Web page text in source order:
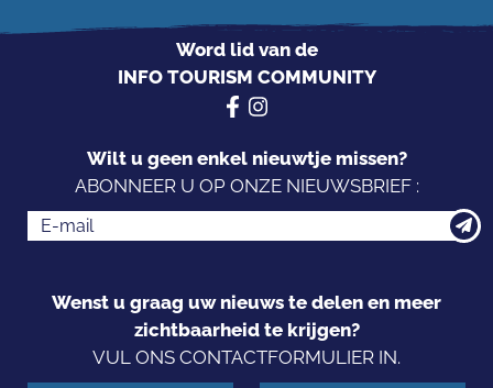
Word lid van de
INFO TOURISM COMMUNITY
Wilt u geen enkel nieuwtje missen?
ABONNEER U OP ONZE NIEUWSBRIEF :
Wenst u graag uw nieuws te delen en meer
zichtbaarheid te krijgen?
VUL ONS CONTACTFORMULIER IN.